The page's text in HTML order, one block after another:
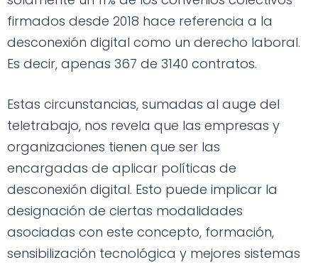
firmados desde 2018 hace referencia a la
desconexión digital como un derecho laboral.
Es decir, apenas 367 de 3140 contratos.
Estas circunstancias, sumadas al auge del
teletrabajo, nos revela que las empresas y
organizaciones tienen que ser las
encargadas de aplicar políticas de
desconexión digital. Esto puede implicar la
designación de ciertas modalidades
asociadas con este concepto, formación,
sensibilización tecnológica y mejores sistemas